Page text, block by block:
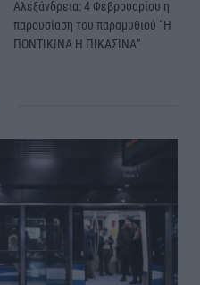
Αλεξάνδρεια: 4 Φεβρουαρίου η
παρουσίαση του παραμυθιού “Η
ΠΟΝΤΙΚΙΝΑ Η ΠΙΚΑΣΙΝΑ”